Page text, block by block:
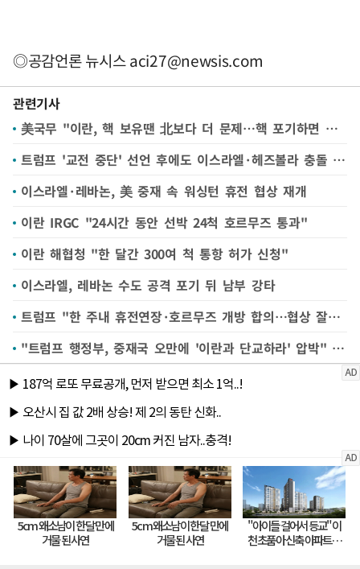
◎공감언론 뉴시스aci27@newsis.com
관련기사
美국무 "이란, 핵 보유땐 北보다 더 문제…핵 포기하면 제재완화"(종합)
트럼프 '교전 중단' 선언 후에도 이스라엘·헤즈볼라 충돌 계속
이스라엘·레바논, 美 중재 속 워싱턴 휴전 협상 재개
이란 IRGC "24시간 동안 선박 24척 호르무즈 통과"
이란 해협청 "한 달간 300여 척 통항 허가 신청"
이스라엘, 레바논 수도 공격 포기 뒤 남부 강타
트럼프 "한 주내 휴전연장·호르무즈 개방 합의…협상 잘되고 있다"(종합)
"트럼프 행정부, 중재국 오만에 '이란과 단교하라' 압박" WSJ